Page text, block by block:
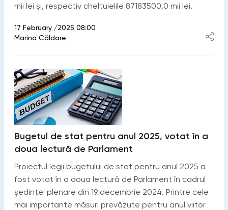
mii lei și, respectiv cheltuielile 87183500,0 mii lei.
17 February /2025 08:00
Marina Căldare
Bugetul de stat pentru anul 2025, votat în a
doua lectură de Parlament
Proiectul legii bugetului de stat pentru anul 2025 a
fost votat în a doua lectură de Parlament în cadrul
ședinței plenare din 19 decembrie 2024. Printre cele
mai importante măsuri prevăzute pentru anul viitor